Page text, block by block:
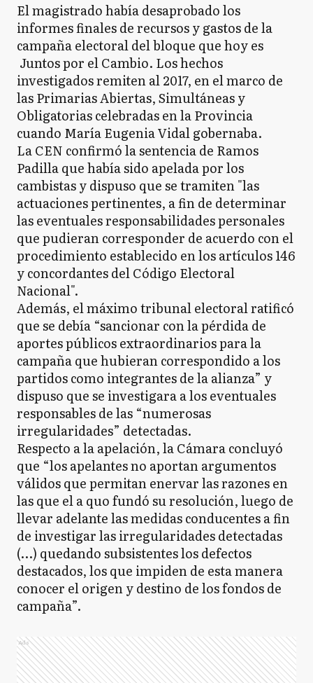
El magistrado había desaprobado los
informes finales de recursos y gastos de la
campaña electoral del bloque que hoy es
Juntos por el Cambio. Los hechos
investigados remiten al 2017, en el marco de
las Primarias Abiertas, Simultáneas y
Obligatorias celebradas en la Provincia
cuando María Eugenia Vidal gobernaba.
La CEN confirmó la sentencia de Ramos
Padilla que había sido apelada por los
cambistas y dispuso que se tramiten "las
actuaciones pertinentes, a fin de determinar
las eventuales responsabilidades personales
que pudieran corresponder de acuerdo con el
procedimiento establecido en los artículos 146
y concordantes del Código Electoral
Nacional".
Además, el máximo tribunal electoral ratificó
que se debía “sancionar con la pérdida de
aportes públicos extraordinarios para la
campaña que hubieran correspondido a los
partidos como integrantes de la alianza” y
dispuso que se investigara a los eventuales
responsables de las “numerosas
irregularidades” detectadas.
Respecto a la apelación, la Cámara concluyó
que “los apelantes no aportan argumentos
válidos que permitan enervar las razones en
las que el a quo fundó su resolución, luego de
llevar adelante las medidas conducentes a fin
de investigar las irregularidades detectadas
(…) quedando subsistentes los defectos
destacados, los que impiden de esta manera
conocer el origen y destino de los fondos de
campaña”.
Ads